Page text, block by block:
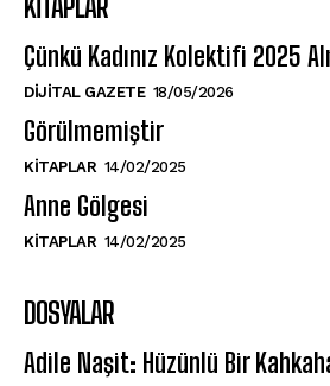
Çünkü Kadınız Kolektifi 2025
DIJITAL GAZETE 18/05/2026
Görülmemiştir
KITAPLAR 14/02/2025
Anne Gölgesi
KITAPLAR 14/02/2025
DOSYALAR
Adile Naşit: Hüzünlü Bir